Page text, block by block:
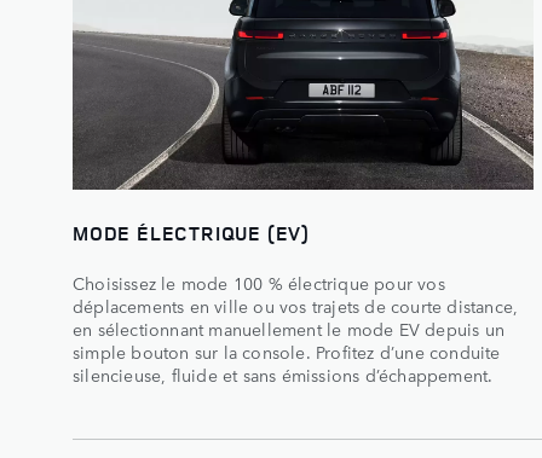
MODE ÉLECTRIQUE (EV)
Choisissez le mode 100 % électrique pour vos
déplacements en ville ou vos trajets de courte distance,
en sélectionnant manuellement le mode EV depuis un
simple bouton sur la console. Profitez d’une conduite
silencieuse, fluide et sans émissions d’échappement.